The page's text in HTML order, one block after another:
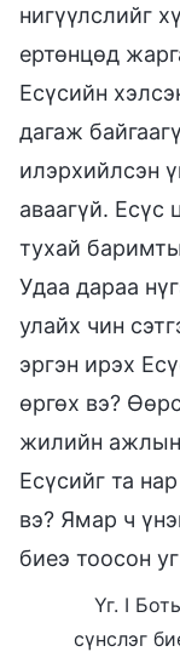
нигүүлслийг
ертөнцөд
Есүсийн
дагаж
илэрхийлсэн
аваагүй. Есүс
тухай
Удаа дараа
улайх чин
эргэн ирэх
өргөх вэ?
жилийн ажлын
Есүсийг та
вэ? Ямар ч
биеэ тоосон
Үг. I
сүнслэг